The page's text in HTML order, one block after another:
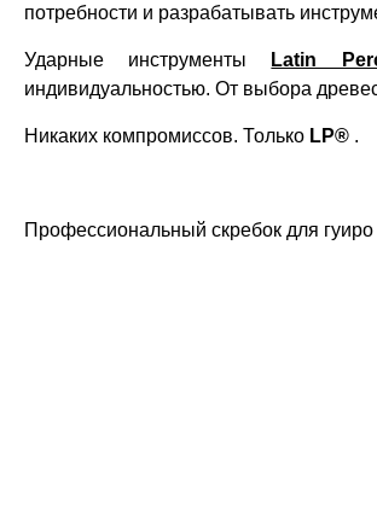
потребности и разрабатывать
Ударные инструменты Latin
индивидуальностью. От выбора
Никаких компромиссов. Только LP® .
Профессиональный скребок для гуиро